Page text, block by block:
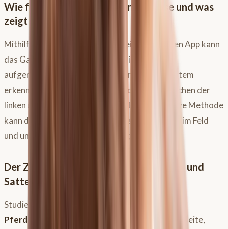
Wie funktioniert die KI-Ganganalyse und was
zeigt sie dir?
Mithilfe eines Smartphones und einer speziellen App kann
das Gangbild deines Pferdes, meist im Trab,
aufgenommen und analysiert werden. Das System
erkennt millimetergenaue Abweichungen zwischen der
linken und rechten Körperhälfte. Diese objektive Methode
kann deine subjektive Ganganalyse, besonders im Feld
und unter Zeitdruck, wertvoll ergänzen.
Der Zusammenhang zwischen Gangbild und
Sattelrutschen
Studien haben gezeigt, dass das Verhalten des
Pferdesattels
, beispielsweise ein Rutschen zur Seite,